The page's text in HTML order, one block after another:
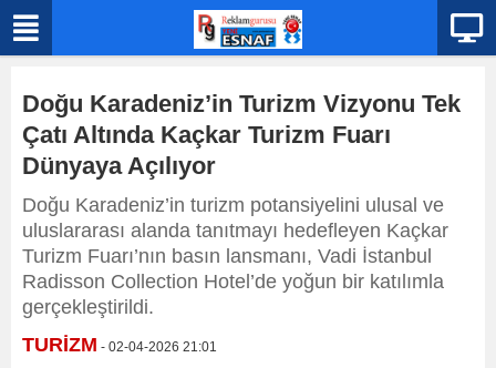
Doğu Karadeniz’in Turizm Vizyonu Tek
Çatı Altında Kaçkar Turizm Fuarı
Dünyaya Açılıyor
Doğu Karadeniz’in turizm potansiyelini ulusal ve
uluslararası alanda tanıtmayı hedefleyen Kaçkar
Turizm Fuarı’nın basın lansmanı, Vadi İstanbul
Radisson Collection Hotel’de yoğun bir katılımla
gerçekleştirildi.
TURİZM - 02-04-2026 21:01